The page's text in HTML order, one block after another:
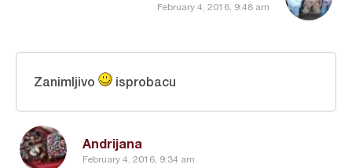
February 4, 2016, 9:48 am
Andrijana
February 4, 2016, 9:34 am
Zanimljivo isprobacu